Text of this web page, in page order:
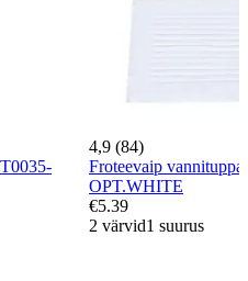
4,9 (84)
Froteevaip
OPT.WHITE
€5.39
2 värvid1 suurus